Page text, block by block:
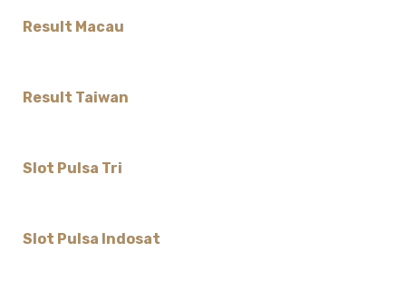
Result Macau
Result Taiwan
Slot Pulsa Tri
Slot Pulsa Indosat